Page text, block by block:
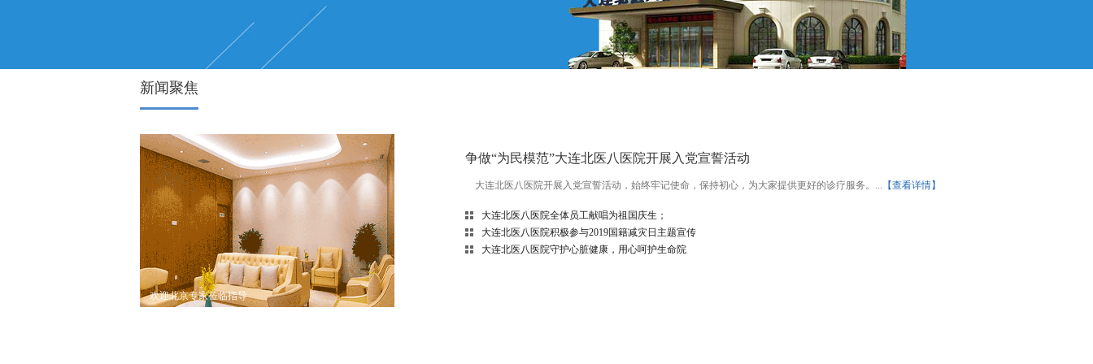
新闻聚焦
欢迎北京专家莅临指导
争做“为民模范”大连北医八医院开展入党宣誓活动
大连北医八医院开展入党宣誓活动，始终牢记使命，保持初心，为大家提供更好的诊疗服务。... 【查看详情】
大连北医八医院全体员工献唱为祖国庆生；
大连北医八医院积极参与2019国籍减灾日主题宣传
大连北医八医院守护心脏健康，用心呵护生命院